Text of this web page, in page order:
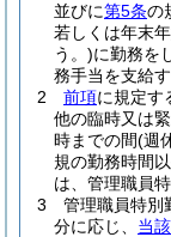
並びに第5条の
若しくは年末
う。)に勤務を
務手当を支給す
2
前項に規定す
他の臨時又は
時までの間(週
規の勤務時間
は、管理職員
3
管理職員特別
分に応じ、 当